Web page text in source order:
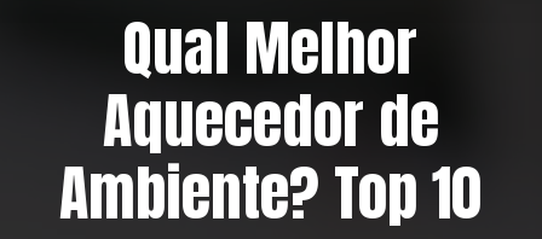
Qual Melhor
Aquecedor de
Ambiente? Top 10